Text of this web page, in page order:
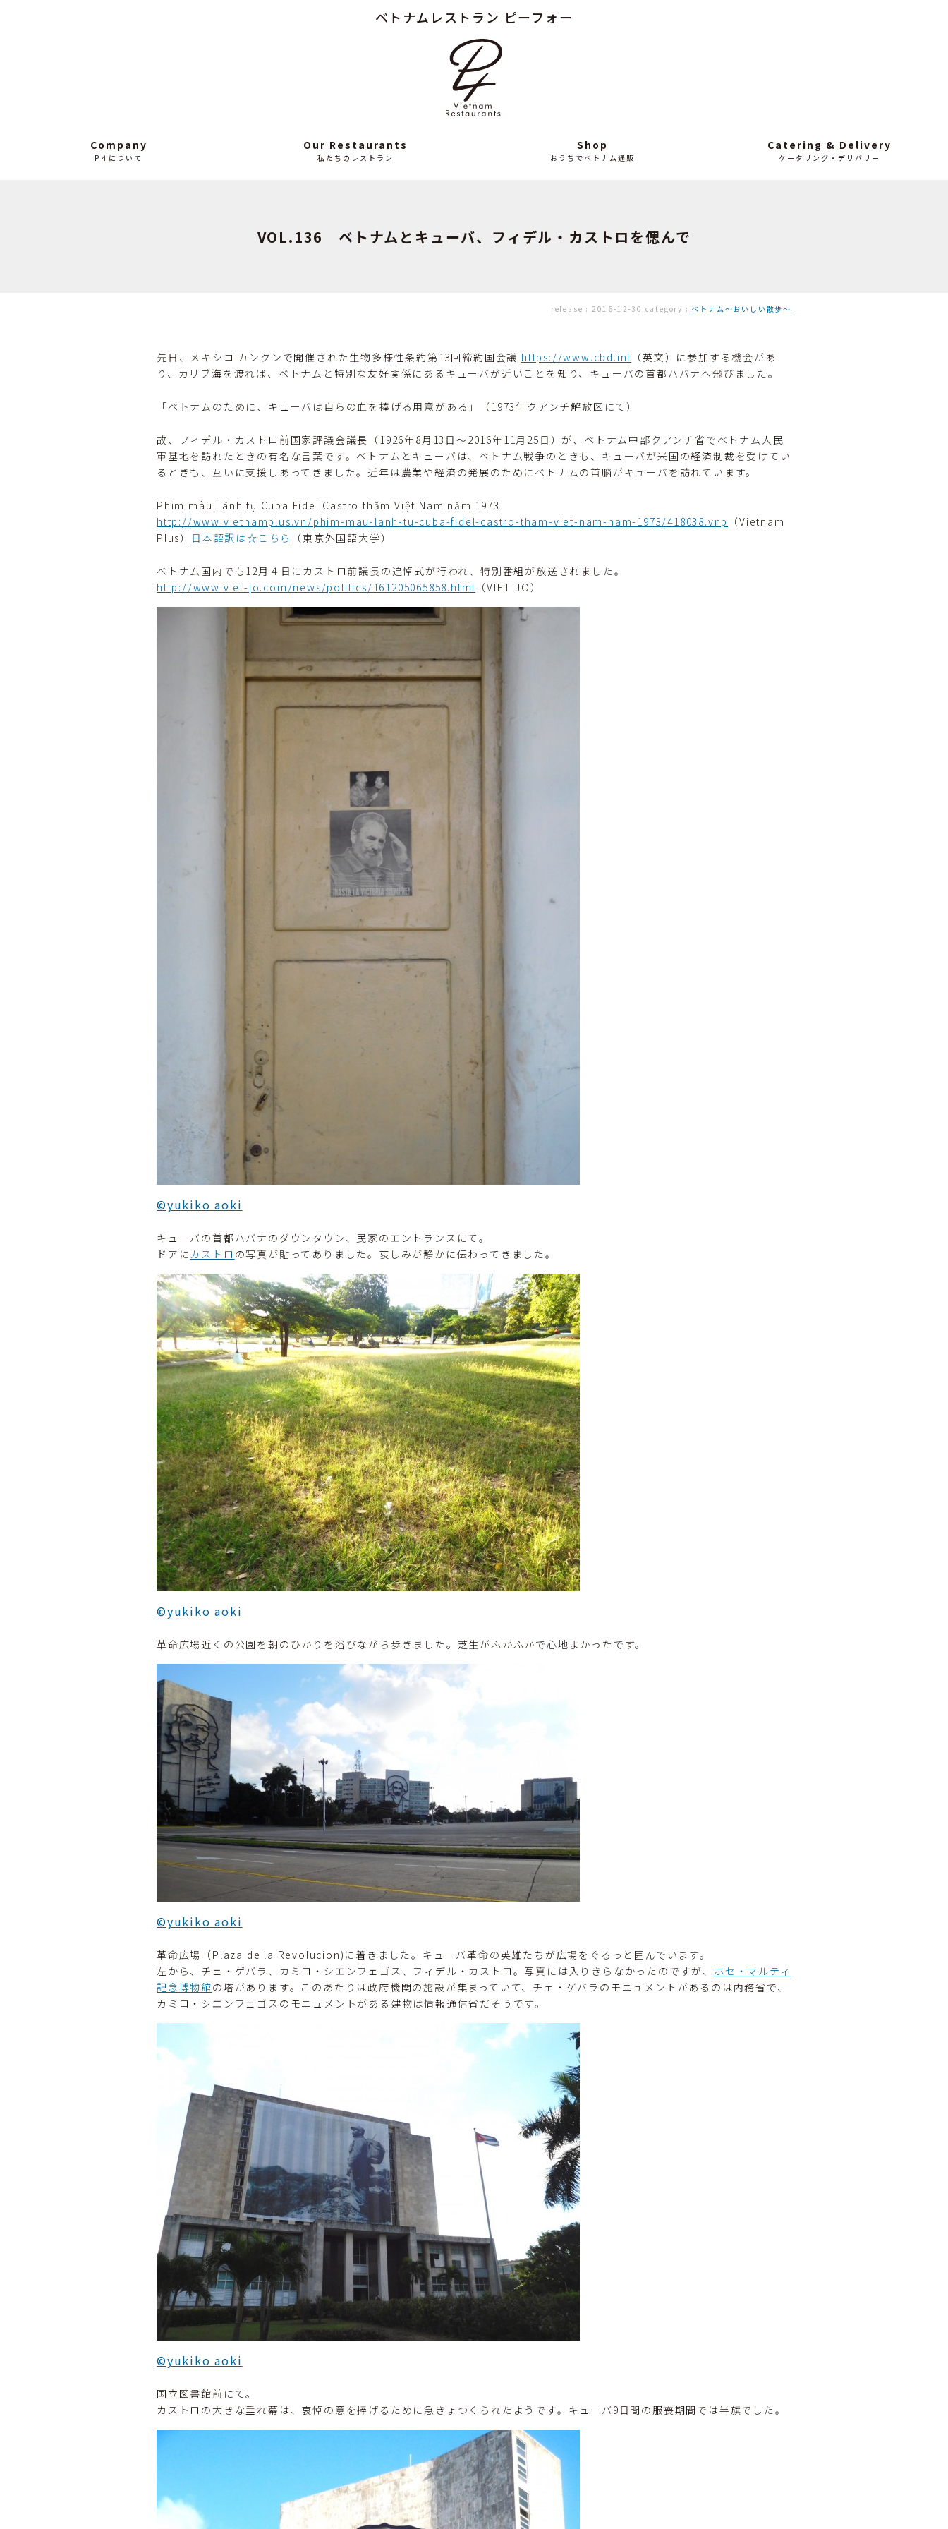
ベトナムレストラン ピーフォー
News
最
近
の
ニ
ュ
ー
ス
Company
P４について
Our Restaurants
私たちのレストラン
Column
読み
もの
Shop
おうちでベトナム通販
Catering & Delivery
ケータリング・デリバリー
VOL.136 ベトナムとキューバ、フィデル・カストロを偲んで
release : 2016-12-30 category :ベトナム〜おいしい散歩〜
先日、メキシコ カンクンで開催された生物多様性条約第13回締約国会議 https://www.cbd.int （英文）に参加する機会があ
り、カリブ海を渡れば、ベトナムと特別な友好関係にあるキューバが近いことを知り、キューバの首都ハバナへ飛びました。
「ベトナムのために、キューバは自らの血を捧げる用意がある」（1973年クアンチ解放区にて）
故、フィデル・カストロ前国家評議会議長（1926年8月13日〜2016年11月25日）が、ベトナム中部クアンチ省でベトナム人民
軍基地を訪れたときの有名な言葉です。ベトナムとキューバは、ベトナム戦争のときも、キューバが米国の経済制裁を受けてい
るときも、互いに支援しあってきました。近年は農業や経済の発展のためにベトナムの首脳がキューバを訪れています。
Phim màu Lãnh tụ Cuba Fidel Castro thăm Việt Nam năm 1973
http://www.vietnamplus.vn/phim-mau-lanh-tu-cuba-fidel-castro-tham-viet-nam-nam-1973/418038.vnp
（Vietnam
Plus） 日本語訳は☆こちら （東京外国語大学）
ベトナム国内でも12月４日にカストロ前議長の追悼式が行われ、特別番組が放送されました。
http://www.viet-jo.com/news/politics/161205065858.html （VIET JO）
©yukiko aoki
キューバの首都ハバナのダウンタウン、民家のエントランスにて。
ドアにカストロ の写真が貼ってありました。哀しみが静かに伝わってきました。
©yukiko aoki
革命広場近くの公園を朝のひかりを浴びながら歩きました。芝生がふかふかで心地よかったです。
©yukiko aoki
革命広場（Plaza de la Revolucion)に着きました。キューバ革命の英雄たちが広場をぐるっと囲んでいます。
左から、チェ・ゲバラ、カミロ・シエンフェゴス、フィデル・カストロ。写真には入りきらなかったのですが、 ホセ・マルティ
記念博物館の塔があります。このあたりは政府機関の施設が集まっていて、チェ・ゲバラのモニュメントがあるのは内務省で、
カミロ・シエンフェゴスのモニュメントがある建物は情報通信省だそうです。
©yukiko aoki
国立図書館前にて。
カストロの大きな垂れ幕は、哀悼の意を捧げるために急きょつくられたようです。キューバ9日間の服喪期間では半旗でした。